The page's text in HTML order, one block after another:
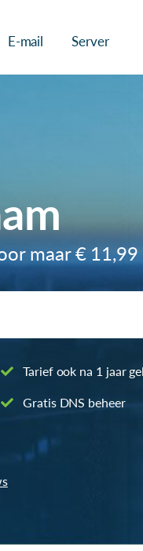
E-mail Server
maar€ 11,99
Tarief ook na 1 jaar
Gratis DNS beheer